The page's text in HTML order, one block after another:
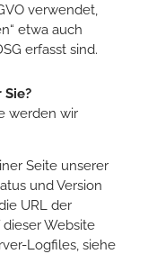
verwendet,
etwa auch
erfasst sind.
werden wir
Seite unserer
und Version
URL der
Website
Logfiles, siehe